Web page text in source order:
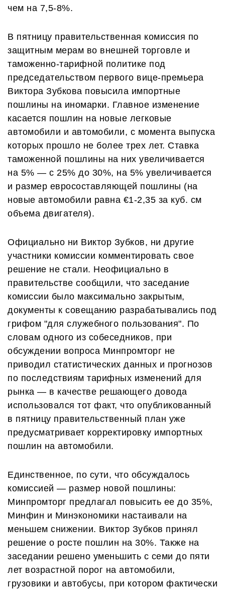
чем на 7,5-8%.
В пятницу правительственная комиссия по
защитным мерам во внешней торговле и
таможенно-тарифной политике под
председательством первого вице-премьера
Виктора Зубкова повысила импортные
пошлины на иномарки. Главное изменение
касается пошлин на новые легковые
автомобили и автомобили, с момента выпуска
которых прошло не более трех лет. Ставка
таможенной пошлины на них увеличивается
на 5% — с 25% до 30%, на 5% увеличивается
и размер евросоставляющей пошлины (на
новые автомобили равна €1-2,35 за куб. см
объема двигателя).
Официально ни Виктор Зубков, ни другие
участники комиссии комментировать свое
решение не стали. Неофициально в
правительстве сообщили, что заседание
комиссии было максимально закрытым,
документы к совещанию разрабатывались под
грифом "для служебного пользования". По
словам одного из собеседников, при
обсуждении вопроса Минпромторг не
приводил статистических данных и прогнозов
по последствиям тарифных изменений для
рынка — в качестве решающего довода
использовался тот факт, что опубликованный
в пятницу правительственный план уже
предусматривает корректировку импортных
пошлин на автомобили.
Единственное, по сути, что обсуждалось
комиссией — размер новой пошлины:
Минпромторг предлагал повысить ее до 35%,
Минфин и Минэкономики настаивали на
меньшем снижении. Виктор Зубков принял
решение о росте пошлин на 30%. Также на
заседании решено уменьшить с семи до пяти
лет возрастной порог на автомобили,
грузовики и автобусы, при котором фактически